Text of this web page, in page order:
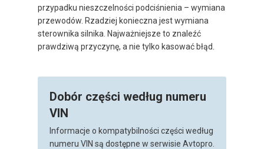
przypadku nieszczelności podciśnienia – wymiana
przewodów. Rzadziej konieczna jest wymiana
sterownika silnika. Najważniejsze to znaleźć
prawdziwą przyczynę, a nie tylko kasować błąd.
Dobór części według numeru
VIN
Informacje o kompatybilności części według
numeru VIN są dostępne w serwisie Avtopro.